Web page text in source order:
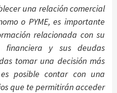
una relación comercial
o PYME, es importante
relacionada con su
financiera y sus deudas
tomar una decisión más
posible contar con una
que te permitirán acceder